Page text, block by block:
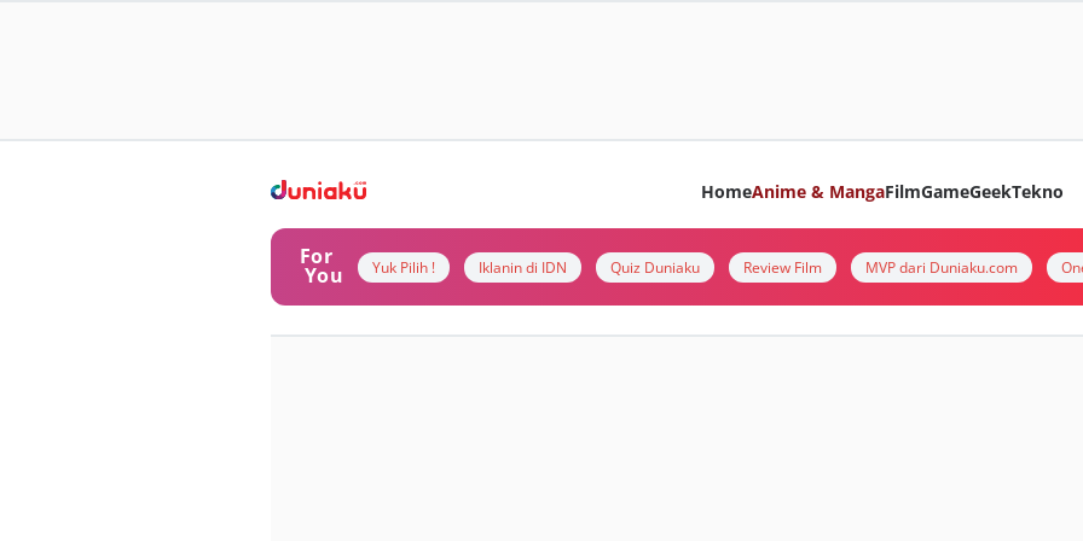
HomeAnime & MangaFilmGameGeekTekno
For
You Yuk Pilih ! Iklanin di IDN Quiz Duniaku Review Film MVP dari Duniaku.com